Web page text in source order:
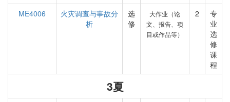
ME4006
火灾调查与事故分
析
选
修
大作业（论
文、报告、项
目或作品等）
2
专
业
选
修
课
程
3夏